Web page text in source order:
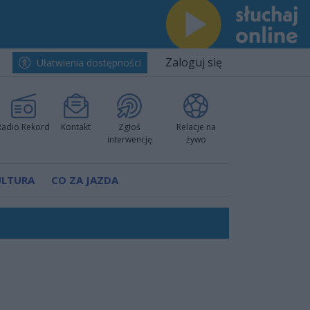
Ułatwienia dostępności Zaloguj się
Rekord Kontakt
Zgłoś
interwencję
Relacje na
żywo
CO ZA JAZDA